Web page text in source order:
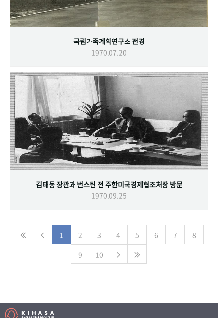
국립가족계획연구소 전경
1970.07.20
김태동 장관과 번스틴 전 주한미국경제협조처장 방문
1970.09.25
1 2 3 4 5 6 7
8
9
10